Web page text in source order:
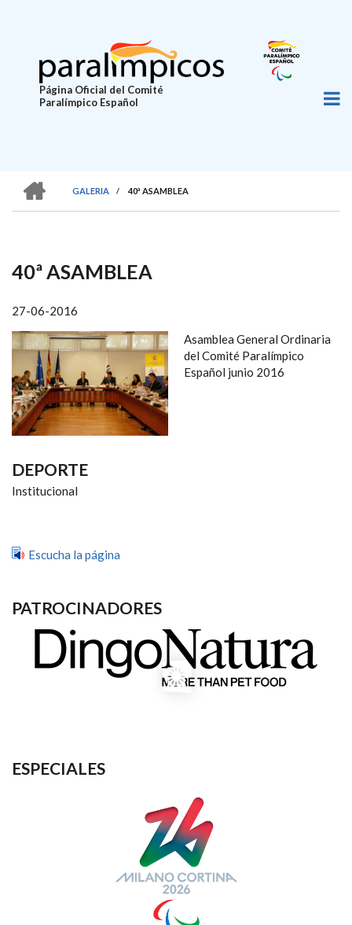
principal
Página Oficial del Comité
Paralímpico Español
SOBRESCRIBIR
DE
AYUDA
A
LA
NAVEGACIÓN
GALERIA
/ 40ª ASAMBLEA
40ª ASAMBLEA
27-06-2016
Asamblea General Ordinaria
del Comité Paralímpico
Español junio 2016
DEPORTE
Institucional
Escucha la página
PATROCINADORES
ESPECIALES